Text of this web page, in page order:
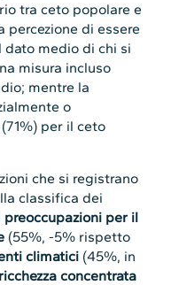
tra ceto popolare e
di essere
dato medio di chi si
misura incluso
mentre la
o
per il ceto
che si registrano
classifica dei
preoccupazioni per il
(55%, -5% rispetto
climatici (45%, in
ricchezza concentrata